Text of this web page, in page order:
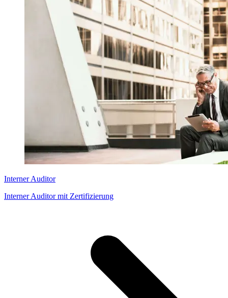
Interner Auditor
Interner Auditor mit Zertifizierung